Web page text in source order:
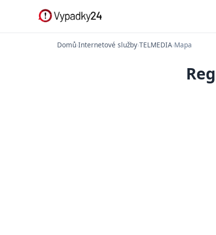
Domů›Internetové služby›TELMEDIA›Mapa